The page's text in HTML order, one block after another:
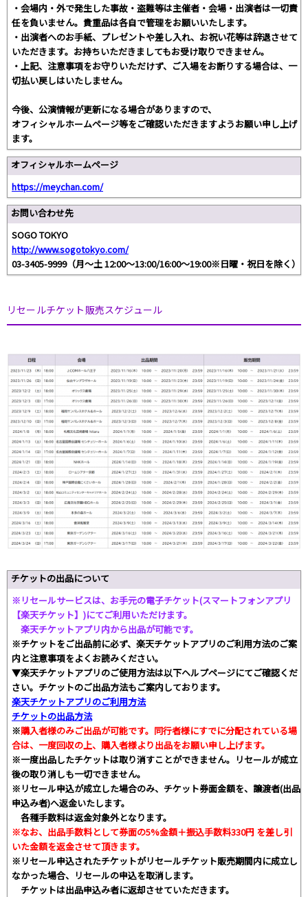
・会場内・外で発生した事故・盗難等は主催者・会場・出演者は一切責
任を負いません。貴重品は各自で管理をお願いいたします。
・出演者へのお手紙、プレゼントや差し入れ、お祝い花等は辞退させて
いただきます。お持ちいただきましてもお受け取りできません。
・上記、注意事項をお守りいただけず、ご入場をお断りする場合は、一
切払い戻しはいたしません。
今後、公演情報が更新になる場合がありますので、
オフィシャルホームページ等をご確認いただきますようお願い申し上げ
ます。
オフィシャルホームページ
https://meychan.com/
お問い合わせ先
SOGO TOKYO
http://www.sogotokyo.com/
03-3405-9999（月～土 12:00～13:00/16:00～19:00※日曜・祝日を除く）
リセールチケット販売スケジュール
チケットの出品について
※リセールサービスは、お手元の電子チケット(スマートフォンアプリ
【楽天チケット】)にてご利用いただけます。
楽天チケットアプリ内から出品が可能です。
※チケットをご出品前に必ず、楽天チケットアプリのご利用方法のご案
内と注意事項をよくお読みください。
▼楽天チケットアプリのご使用方法は以下ヘルプページにてご確認くだ
さい。チケットのご出品方法もご案内しております。
楽天チケットアプリのご利用方法
チケットの出品方法
※購入者様のみご出品が可能です。同行者様にすでに分配されている場
合は、一度回収の上、購入者様より出品をお願い申し上げます。
※一度出品したチケットは取り消すことができません。リセールが成立
後の取り消しも一切できません。
※リセール申込が成立した場合のみ、チケット券面金額を、譲渡者(出品
申込み者)へ返金いたします。
各種手数料は返金対象外となります。
※なお、出品手数料として券面の5%金額＋振込手数料330円 を差し引
いた金額を返金させて頂きます。
※リセール申込されたチケットがリセールチケット販売期間内に成立し
なかった場合、リセールの申込を取消します。
チケットは出品申込み者に返却させていただきます。